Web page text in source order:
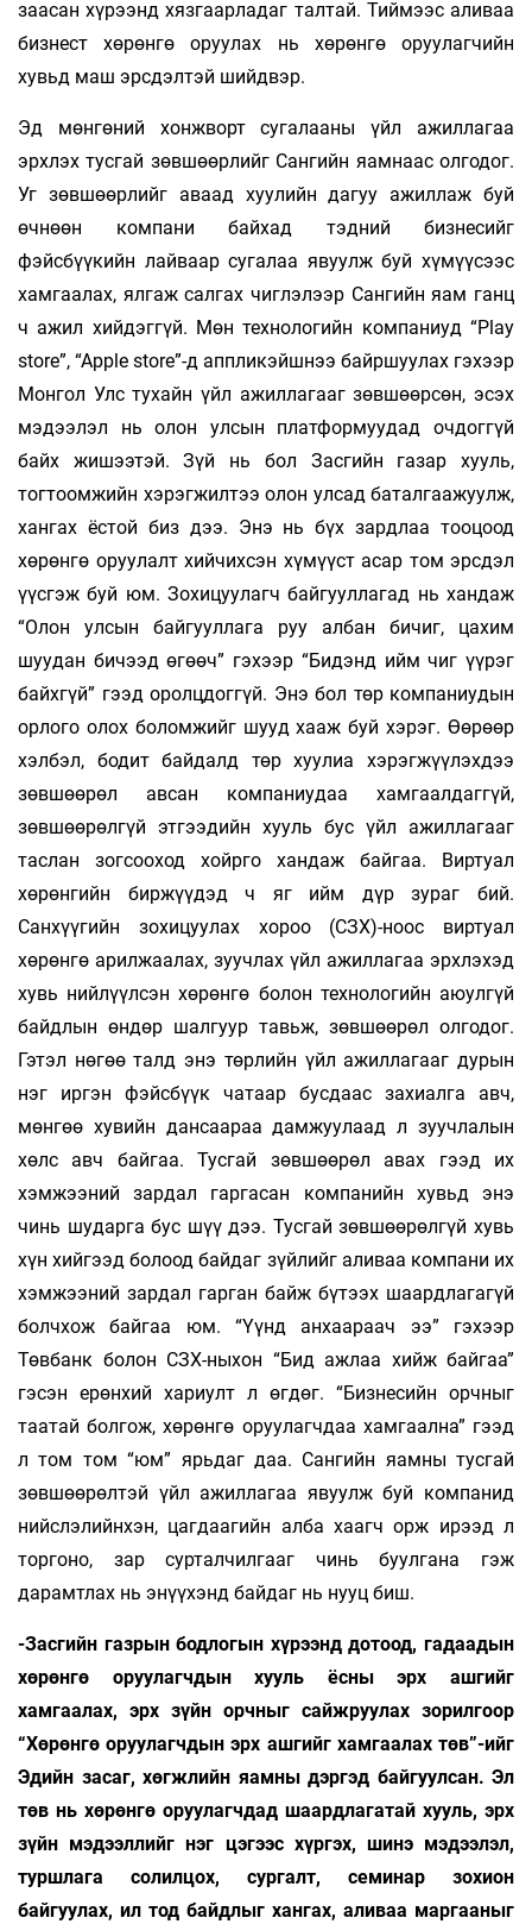
заасан хүрээнд хязгаарладаг талтай. Тиймээс аливаа
бизнест хөрөнгө оруулах нь хөрөнгө оруулагчийн
хувьд маш эрсдэлтэй шийдвэр.
Эд мөнгөний хонжворт сугалааны үйл ажиллагаа
эрхлэх тусгай зөвшөөрлийг Сангийн яамнаас олгодог.
Уг зөвшөөрлийг аваад хуулийн дагуу ажиллаж буй
өчнөөн компани байхад тэдний бизнесийг
фэйсбүүкийн лайваар сугалаа явуулж буй хүмүүсээс
хамгаалах, ялгаж салгах чиглэлээр Сангийн яам ганц
ч ажил хийдэггүй. Мөн технологийн компаниуд “Play
store”, “Apple store”-д аппликэйшнээ байршуулах гэхээр
Монгол Улс тухайн үйл ажиллагааг зөвшөөрсөн, эсэх
мэдээлэл нь олон улсын платформуудад очдоггүй
байх жишээтэй. Зүй нь бол Засгийн газар хууль,
тогтоомжийн хэрэгжилтээ олон улсад баталгаажуулж,
хангах ёстой биз дээ. Энэ нь бүх зардлаа тооцоод
хөрөнгө оруулалт хийчихсэн хүмүүст асар том эрсдэл
үүсгэж буй юм. Зохицуулагч байгууллагад нь хандаж
“Олон улсын байгууллага руу албан бичиг, цахим
шуудан бичээд өгөөч” гэхээр “Бидэнд ийм чиг үүрэг
байхгүй” гээд оролцдоггүй. Энэ бол төр компаниудын
орлого олох боломжийг шууд хааж буй хэрэг. Өөрөөр
хэлбэл, бодит байдалд төр хуулиа хэрэгжүүлэхдээ
зөвшөөрөл авсан компаниудаа хамгаалдаггүй,
зөвшөөрөлгүй этгээдийн хууль бус үйл ажиллагааг
таслан зогсооход хойрго хандаж байгаа. Виртуал
хөрөнгийн биржүүдэд ч яг ийм дүр зураг бий.
Санхүүгийн зохицуулах хороо (СЗХ)-ноос виртуал
хөрөнгө арилжаалах, зуучлах үйл ажиллагаа эрхлэхэд
хувь нийлүүлсэн хөрөнгө болон технологийн аюулгүй
байдлын өндөр шалгуур тавьж, зөвшөөрөл олгодог.
Гэтэл нөгөө талд энэ төрлийн үйл ажиллагааг дурын
нэг иргэн фэйсбүүк чатаар бусдаас захиалга авч,
мөнгөө хувийн дансаараа дамжуулаад л зуучлалын
хөлс авч байгаа. Тусгай зөвшөөрөл авах гээд их
хэмжээний зардал гаргасан компанийн хувьд энэ
чинь шударга бус шүү дээ. Тусгай зөвшөөрөлгүй хувь
хүн хийгээд болоод байдаг зүйлийг аливаа компани их
хэмжээний зардал гарган байж бүтээх шаардлагагүй
болчхож байгаа юм. “Үүнд анхаараач ээ” гэхээр
Төвбанк болон СЗХ-ныхон “Бид ажлаа хийж байгаа”
гэсэн ерөнхий хариулт л өгдөг. “Бизнесийн орчныг
таатай болгож, хөрөнгө оруулагчдаа хамгаална” гээд
л том том “юм” ярьдаг даа. Сангийн яамны тусгай
зөвшөөрөлтэй үйл ажиллагаа явуулж буй компанид
нийслэлийнхэн, цагдаагийн алба хаагч орж ирээд л
торгоно, зар сурталчилгааг чинь буулгана гэж
дарамтлах нь энүүхэнд байдаг нь нууц биш.
-Засгийн газрын бодлогын хүрээнд дотоод, гадаадын
хөрөнгө оруулагчдын хууль ёсны эрх ашгийг
хамгаалах, эрх зүйн орчныг сайжруулах зорилгоор
“Хөрөнгө оруулагчдын эрх ашгийг хамгаалах төв”-ийг
Эдийн засаг, хөгжлийн яамны дэргэд байгуулсан. Эл
төв нь хөрөнгө оруулагчдад шаардлагатай хууль, эрх
зүйн мэдээллийг нэг цэгээс хүргэх, шинэ мэдээлэл,
туршлага солилцох, сургалт, семинар зохион
байгуулах, ил тод байдлыг хангах, аливаа маргааныг